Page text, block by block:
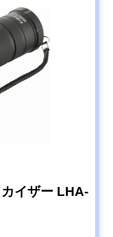
イザー LHA-